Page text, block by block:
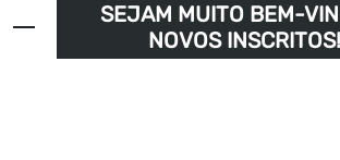
SEJAM MUITO BEM-
NOVOS INSCRITOS!